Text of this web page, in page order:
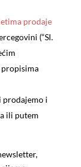
prodaje
(“Sl.
prodajemo i
ili putem